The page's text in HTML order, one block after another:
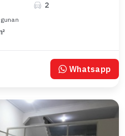
2
Whatsapp